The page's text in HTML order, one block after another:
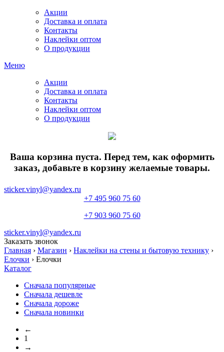
Акции
Доставка и оплата
Контакты
Наклейки оптом
О продукции
Меню
Акции
Доставка и оплата
Контакты
Наклейки оптом
О продукции
Ваша корзина пуста. Перед тем, как оформить
заказ, добавьте в корзину желаемые товары.
sticker.vinyl@yandex.ru
+7 495 960 75 60
+7 903 960 75 60
sticker.vinyl@yandex.ru
Заказать звонок
Главная › Магазин › Наклейки на стены и бытовую технику ›
Елочки › Елочки
Каталог
Сначала популярные
Сначала дешевле
Сначала дороже
Сначала новинки
←
1
→